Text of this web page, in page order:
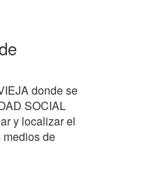
donde se
SOCIAL
y localizar el
medios de